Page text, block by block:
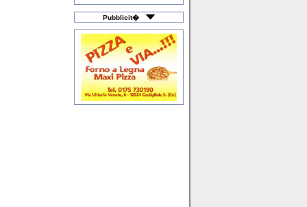
Materiali Plastici
Merceria & Intimo
Mobili & Arredamento
Moda Bimbo
Moto & Scooter
Noleggio Auto
Noleggio Camper
Officine Meccaniche
Onoranze Funebri
Orologerie
Ortopedie & Sanitari
Ottica
Pubblicit�